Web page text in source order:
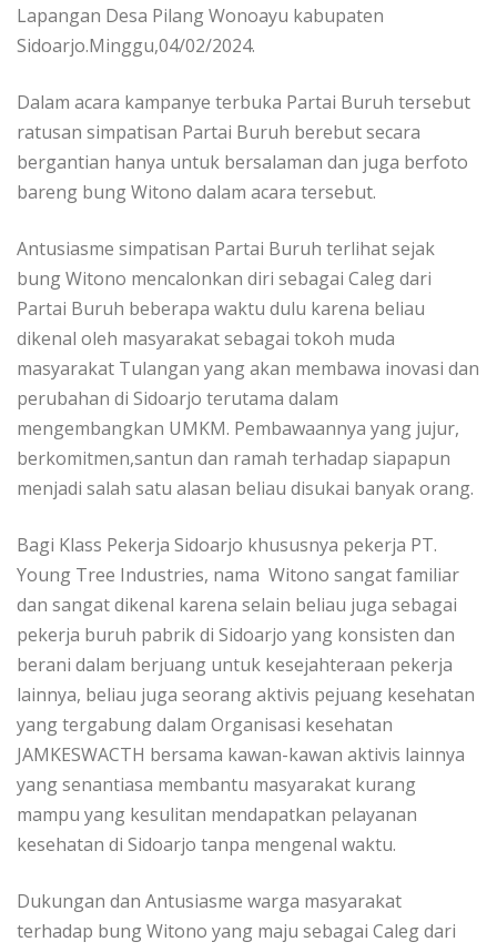
Lapangan Desa Pilang Wonoayu kabupaten
Sidoarjo.Minggu,04/02/2024.
Dalam acara kampanye terbuka Partai Buruh tersebut
ratusan simpatisan Partai Buruh berebut secara
bergantian hanya untuk bersalaman dan juga berfoto
bareng bung Witono dalam acara tersebut.
Antusiasme simpatisan Partai Buruh terlihat sejak
bung Witono mencalonkan diri sebagai Caleg dari
Partai Buruh beberapa waktu dulu karena beliau
dikenal oleh masyarakat sebagai tokoh muda
masyarakat Tulangan yang akan membawa inovasi dan
perubahan di Sidoarjo terutama dalam
mengembangkan UMKM. Pembawaannya yang jujur,
berkomitmen,santun dan ramah terhadap siapapun
menjadi salah satu alasan beliau disukai banyak orang.
Bagi Klass Pekerja Sidoarjo khususnya pekerja PT.
Young Tree Industries, nama Witono sangat familiar
dan sangat dikenal karena selain beliau juga sebagai
pekerja buruh pabrik di Sidoarjo yang konsisten dan
berani dalam berjuang untuk kesejahteraan pekerja
lainnya, beliau juga seorang aktivis pejuang kesehatan
yang tergabung dalam Organisasi kesehatan
JAMKESWACTH bersama kawan-kawan aktivis lainnya
yang senantiasa membantu masyarakat kurang
mampu yang kesulitan mendapatkan pelayanan
kesehatan di Sidoarjo tanpa mengenal waktu.
Dukungan dan Antusiasme warga masyarakat
terhadap bung Witono yang maju sebagai Caleg dari